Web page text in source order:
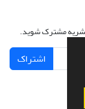
نشریه مشترک شوید.
اشتراک